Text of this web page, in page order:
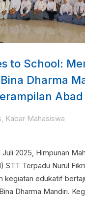
to School:
Dharma
Abad
, Kabar Mahasiswa
Juli 2025, Himpunan
STT Terpadu Nurul Fikri
kegiatan edukatif
Dharma Mandiri.